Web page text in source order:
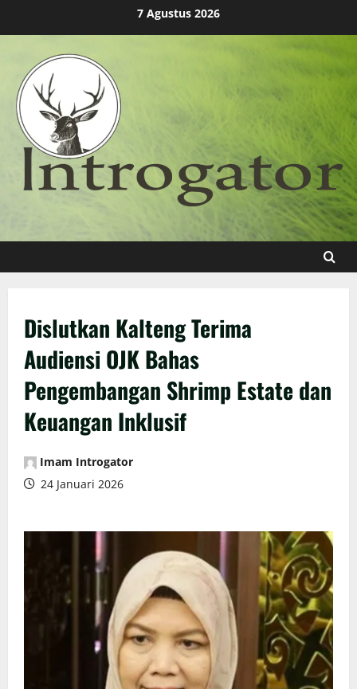
7 Agustus 2026
Dislutkan Kalteng Terima
Audiensi OJK Bahas
Pengembangan Shrimp Estate dan
Keuangan Inklusif
Imam Introgator
24 Januari 2026